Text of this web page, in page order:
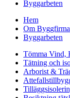
Byggarbeten
Hem
Om
Byggarbeten
Tömma Vind,
Tätning och
Arborist &